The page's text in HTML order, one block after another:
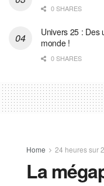
0 SHARES
Univers 25 : Des
monde !
0 SHARES
Home 24 heures sur
La